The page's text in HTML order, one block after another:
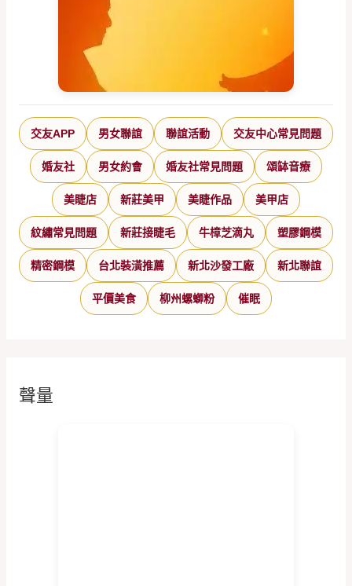
交友APP 男女聯誼 聯誼活動 交友中心常見問題
婚友社 男女約會 婚友社常見問題 頌缽音療
美睫店 新莊美甲 美睫作品 美甲店
紋繡常見問題 新莊接睫毛 牛樟芝滴丸 塑膠鋼模
精密鋼模 台北裝潢推薦 新北沙發工廠 新北聯誼
平價美食 柳州螺螄粉 催眠
聲量